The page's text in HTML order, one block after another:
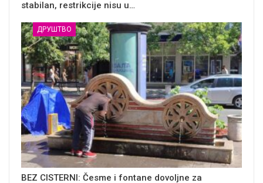
stabilan, restrikcije nisu u…
ДРУШТВО
BEZ CISTERNI: Česme i fontane dovoljne za